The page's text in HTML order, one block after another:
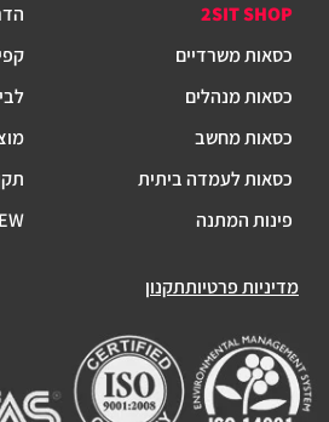
2SIT SHOP
כסאות משרדיים
כסאות מנהלים
כסאות מחשב
כסאות לעמדה ביתית
פינות המתנה
מדיניות פרטיותתקנון